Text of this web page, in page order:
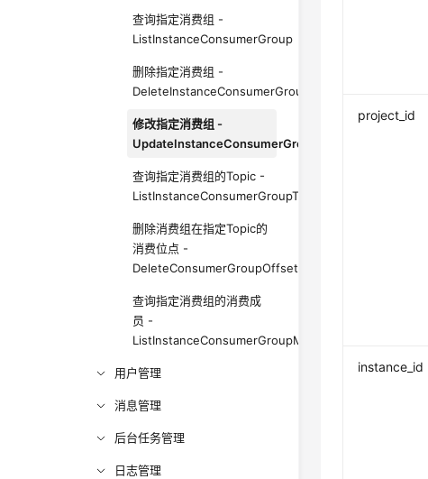
查询指定消费组 -
ListInstanceConsumerGroup
删除指定消费组 -
DeleteInstanceConsumerGroup
修改指定消费组 -
UpdateInstanceConsumerGroup
查询指定消费组的Topic -
ListInstanceConsumerGroupTopics
删除消费组在指定Topic的
消费位点 -
DeleteConsumerGroupOffsets
查询指定消费组的消费成
员 -
ListInstanceConsumerGroupMembers
用户管理
消息管理
后台任务管理
日志管理
project_id
instance_id